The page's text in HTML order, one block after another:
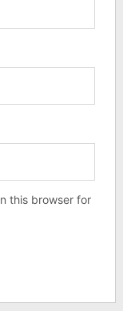
this browser for